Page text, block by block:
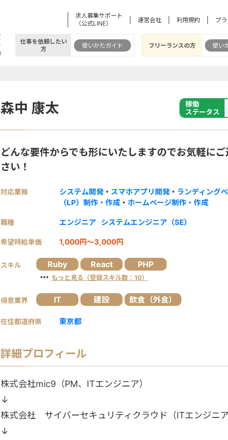
求人募集サポート
（公式LINE）
運営会社 利用規約 プ
仕事を依頼したい
方
使いかたガイド フリーランスの方 使い
森中 康太
稼働
ステータス
どんな要件からでも形にいたしますのでお気軽に
さい！
対応業務 システム開発 ・ スマホアプリ開発 ・ ランディング
（LP）制作・作成 ・ ホームページ制作・作成
職種 エンジニア システムエンジニア（SE）
希望時給単価 1,000円～3,000円
スキル Ruby React PHP
・・・ もっと見る（登録スキル数：10）
得意業界 IT 建設 飲食（外食）
在住都道府県 東京都
詳細プロフィール
株式会社mic9（PM、ITエンジニア）
↓
株式会社 サイバーセキュリティクラウド（ITエンジニ
↓